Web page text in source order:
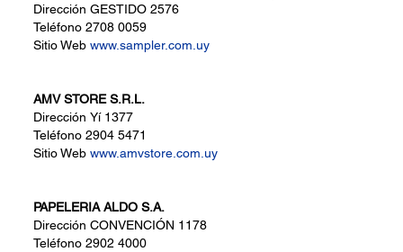
Dirección GESTIDO 2576
Teléfono 2708 0059
Sitio Web www.sampler.com.uy
AMV STORE S.R.L.
Dirección Yí 1377
Teléfono 2904 5471
Sitio Web www.amvstore.com.uy
PAPELERIA ALDO S.A.
Dirección CONVENCIÓN 1178
Teléfono 2902 4000